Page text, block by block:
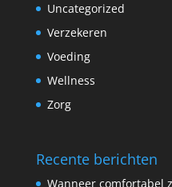
Uncategorized
Verzekeren
Voeding
Wellness
Zorg
Recente berichten
Wanneer comfortabel